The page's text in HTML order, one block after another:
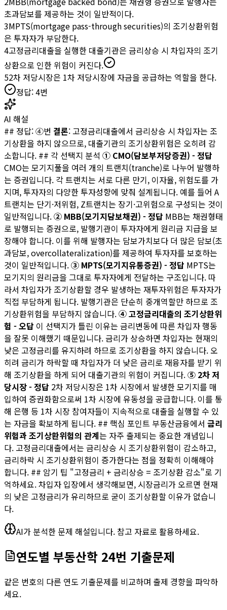
초과담보를 제공하는 것이 일반적이다.
3MPTS(mortgage pass-through securities)의 조기상환위험
은 투자자가 부담한다.
4고정금리대출을 실행한 대출기관은 금리상승 시 차입자의 조기
상환으로 인한 위험이 커진다.
52차 저당시장은 1차 저당시장에 자금을 공급하는 역할을 한다.
정답:4번
AI 해설
## 정답: ④번 결론: 고정금리대출에서 금리상승 시 차입자는 조
기상환을 하지 않으므로, 대출기관의 조기상환위험은 오히려 감
소합니다. ## 각 선택지 분석 ① CMO(담보부저당증권) - 정답
CMO는 모기지풀을 여러 개의 트랜치(tranche)로 나누어 발행하
는 증권입니다. 각 트랜치는 서로 다른 만기, 이자율, 위험도를 가
지며, 투자자의 다양한 투자성향에 맞춰 설계됩니다. 예를 들어 A
트랜치는 단기·저위험, Z트랜치는 장기·고위험으로 구성되는 것이
일반적입니다.② MBB(모기지담보채권) - 정답 MBB는 채권형태
로 발행되는 증권으로, 발행기관이 투자자에게 원리금 지급을 보
장해야 합니다. 이를 위해 발행자는 담보가치보다 더 많은 담보(초
과담보, overcollateralization)를 제공하여 투자자를 보호하는
것이 일반적입니다.③ MPTS(모기지유통증권) - 정답 MPTS는
모기지의 원리금을 그대로 투자자에게 전달하는 구조입니다. 따
라서 차입자가 조기상환할 경우 발생하는 재투자위험은 투자자가
직접 부담하게 됩니다. 발행기관은 단순히 중개역할만 하므로 조
기상환위험을 부담하지 않습니다.④ 고정금리대출의 조기상환위
험 - 오답 이 선택지가 틀린 이유는 금리변동에 따른 차입자 행동
을 잘못 이해했기 때문입니다. 금리가 상승하면 차입자는 현재의
낮은 고정금리를 유지하려 하므로 조기상환을 하지 않습니다. 오
히려 금리가 하락할 때 차입자가 더 낮은 금리로 재융자를 받기 위
해 조기상환을 하게 되어 대출기관의 위험이 커집니다.⑤ 2차 저
당시장 - 정답 2차 저당시장은 1차 시장에서 발생한 모기지를 매
입하여 증권화함으로써 1차 시장에 유동성을 공급합니다. 이를 통
해 은행 등 1차 시장 참여자들이 지속적으로 대출을 실행할 수 있
는 자금을 확보하게 됩니다. ## 핵심 포인트 부동산금융에서 금리
위험과 조기상환위험의 관계는 자주 출제되는 중요한 개념입니
다. 고정금리대출에서는 금리상승 시 조기상환위험이 감소하고,
금리하락 시 조기상환위험이 증가한다는 점을 정확히 이해해야
합니다. ## 암기 팁 "고정금리 + 금리상승 = 조기상환 감소"로 기
억하세요. 차입자 입장에서 생각해보면, 시장금리가 오르면 현재
의 낮은 고정금리가 유리하므로 굳이 조기상환할 이유가 없습니
다.
AI가 분석한 문제 해설입니다. 참고 자료로 활용하세요.
연도별 부동산학 24번 기출문제
같은 번호의 다른 연도 기출문제를 비교하며 출제 경향을 파악하
세요.